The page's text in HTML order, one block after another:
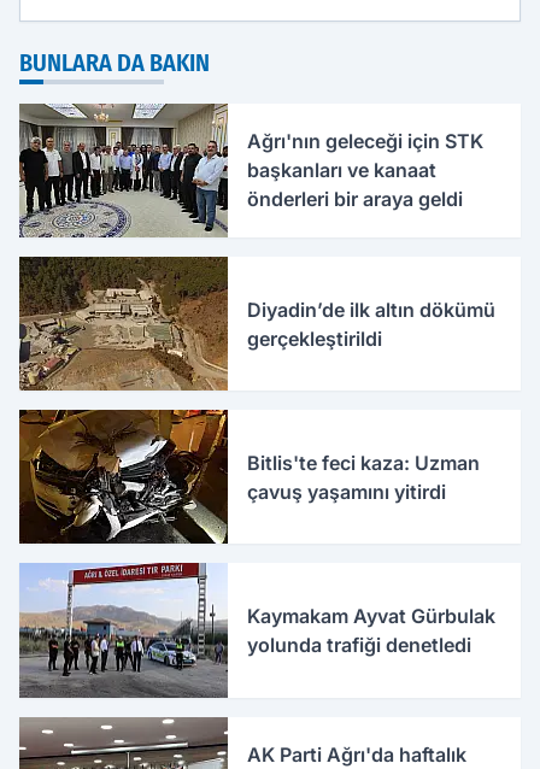
BUNLARA DA BAKIN
Ağrı'nın geleceği için STK
başkanları ve kanaat
önderleri bir araya geldi
Diyadin’de ilk altın dökümü
gerçekleştirildi
Bitlis'te feci kaza: Uzman
çavuş yaşamını yitirdi
Kaymakam Ayvat Gürbulak
yolunda trafiği denetledi
AK Parti Ağrı'da haftalık